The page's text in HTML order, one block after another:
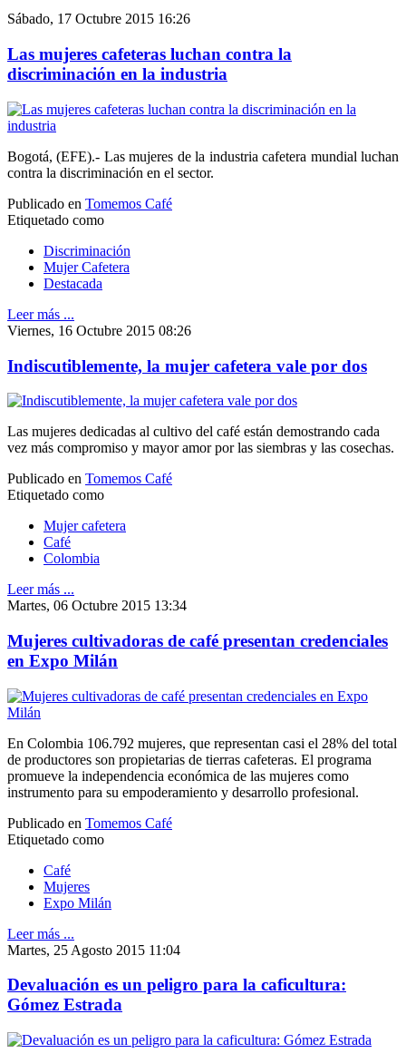
Sábado, 17 Octubre 2015 16:26
Las mujeres cafeteras luchan contra la
discriminación en la industria
Bogotá, (EFE).- Las mujeres de la industria cafetera mundial luchan
contra la discriminación en el sector.
Publicado en Tomemos Café
Etiquetado como
Discriminación
Mujer Cafetera
Destacada
Leer más ...
Viernes, 16 Octubre 2015 08:26
Indiscutiblemente, la mujer cafetera vale por dos
Las mujeres dedicadas al cultivo del café están demostrando cada
vez más compromiso y mayor amor por las siembras y las cosechas.
Publicado en Tomemos Café
Etiquetado como
Mujer cafetera
Café
Colombia
Leer más ...
Martes, 06 Octubre 2015 13:34
Mujeres cultivadoras de café presentan credenciales
en Expo Milán
En Colombia 106.792 mujeres, que representan casi el 28% del total
de productores son propietarias de tierras cafeteras. El programa
promueve la independencia económica de las mujeres como
instrumento para su empoderamiento y desarrollo profesional.
Publicado en Tomemos Café
Etiquetado como
Café
Mujeres
Expo Milán
Leer más ...
Martes, 25 Agosto 2015 11:04
Devaluación es un peligro para la caficultura:
Gómez Estrada